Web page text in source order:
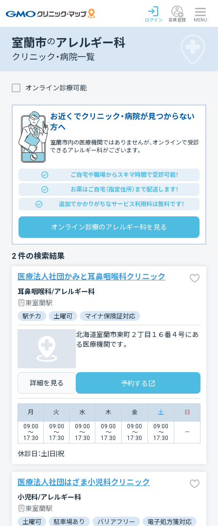
ログイン 会員登録 MENU
室蘭市のアレルギー科
クリニック・病院一覧
オンライン診療可能
お近くでクリニック・病院が見つからない
方へ
室蘭市内の医療機関ではありませんが、オンラインで受診
できるアレルギー科がございます。
ご自宅や職場からスキマ時間で受診可能！
お薬はご自宅（指定住所）まで配送します！
追加でかかりがちなサービス利用料は無料です！
オンライン診療のアレルギー科を見る
2 件の検索結果
医療法人社団かみと耳鼻咽喉科クリニック
耳鼻咽喉科/アレルギー科
東室蘭駅
駅チカ 土曜可 マイナ保険証対応
北海道室蘭市東町２丁目１６番４号にあ
る医療機関です。
詳細を見る 予約する
月 火 水 木 金 土 日
09:00
〜
17:30
09:00
〜
17:30
09:00
〜
17:30
09:00
〜
17:30
09:00
〜
17:30
09:00
〜
17:30
休診日：土|日|祝
医療法人社団はざま小児科クリニック
小児科/アレルギー科
東室蘭駅
土曜可 駐車場あり バリアフリー 電子処方箋対応